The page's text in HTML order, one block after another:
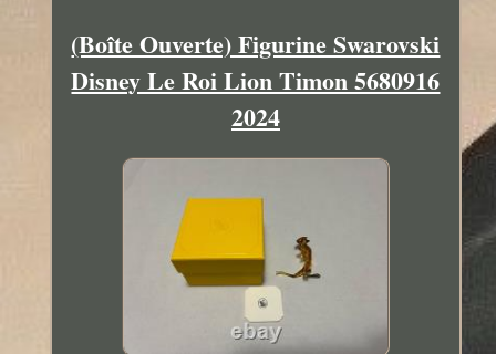
(Boîte Ouverte) Figurine Swarovski
Disney Le Roi Lion Timon 5680916
2024